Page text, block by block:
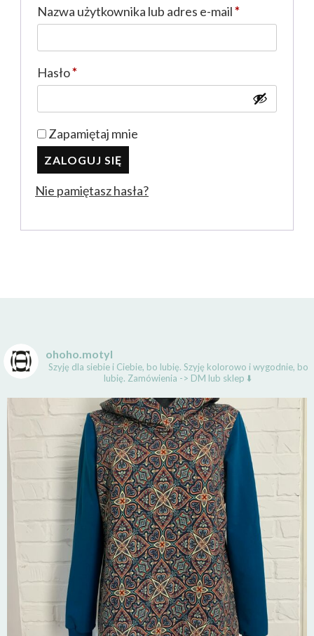
Nazwa użytkownika lub adres e-mail*Wymagane
Hasło*Wymagane
Zapamiętaj mnie
ZALOGUJ SIĘ
Nie pamiętasz hasła?
ohoho.motyl
Szyję dla siebie i Ciebie, bo lubię. Szyję kolorowo i wygodnie, bo
lubię. Zamówienia -> DM lub sklep ⬇️